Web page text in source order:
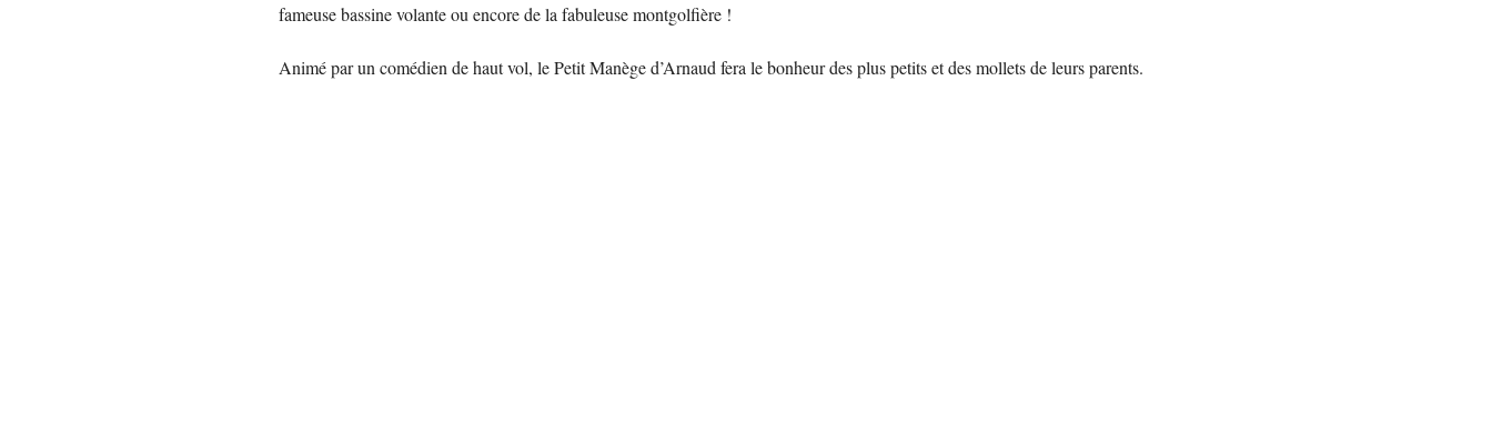
fameuse bassine volante ou encore de la fabuleuse montgolfière !
Animé par un comédien de haut vol, le Petit Manège d’Arnaud fera le bonheur des plus petits et des mollets de leurs parents.